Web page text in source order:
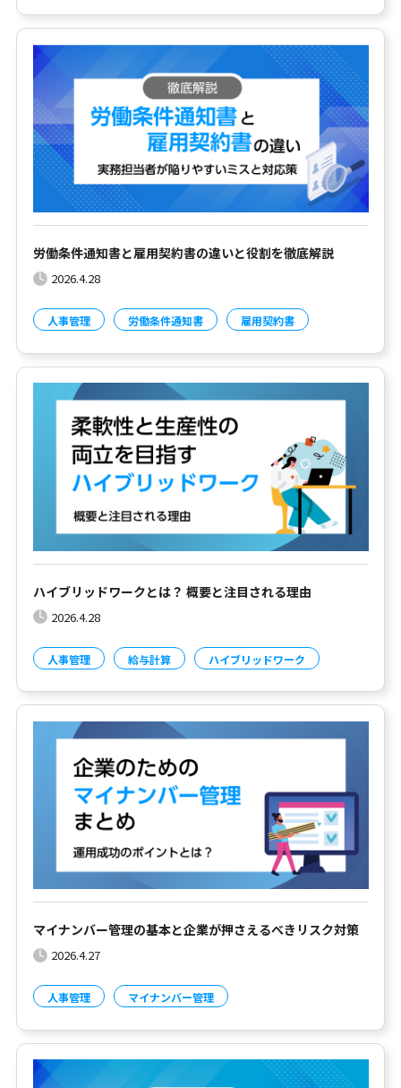
労働条件通知書と雇用契約書の違いと役割を徹底解説
2026.4.28
人事管理 労働条件通知書 雇用契約書
ハイブリッドワークとは？ 概要と注目される理由
2026.4.28
人事管理 給与計算 ハイブリッドワーク
マイナンバー管理の基本と企業が押さえるべきリスク対策
2026.4.27
人事管理 マイナンバー管理